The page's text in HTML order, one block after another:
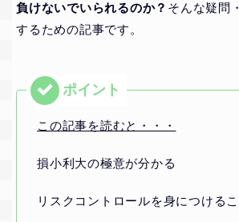
負けないでいられるのか？ そんな疑問
するための記事です。
この記事を読むと・・・
損小利大の極意が分かる
リスクコントロールを身につける